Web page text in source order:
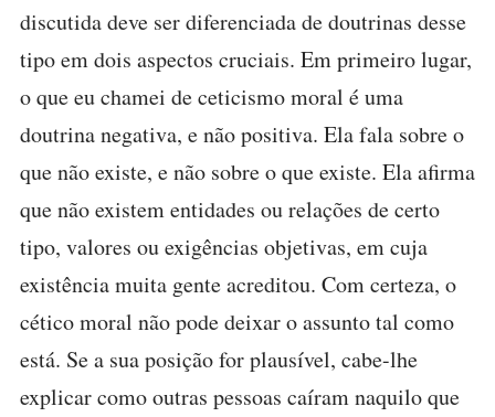
discutida deve ser diferenciada de doutrinas desse
tipo em dois aspectos cruciais. Em primeiro lugar,
o que eu chamei de ceticismo moral é uma
doutrina negativa, e não positiva. Ela fala sobre o
que não existe, e não sobre o que existe. Ela afirma
que não existem entidades ou relações de certo
tipo, valores ou exigências objetivas, em cuja
existência muita gente acreditou. Com certeza, o
cético moral não pode deixar o assunto tal como
está. Se a sua posição for plausível, cabe-lhe
explicar como outras pessoas caíram naquilo que